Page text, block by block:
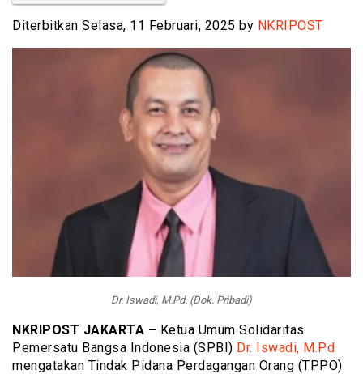
Diterbitkan Selasa, 11 Februari, 2025 by NKRIPOST
Dr. Iswadi, M.Pd. (Dok. Pribadi)
NKRIPOST JAKARTA – Ketua Umum Solidaritas
Pemersatu Bangsa Indonesia (SPBI) Dr. Iswadi, M.Pd
mengatakan Tindak Pidana Perdagangan Orang (TPPO)